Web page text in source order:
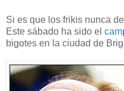
Si es que los frikis nunca
Este sábado ha sido el
bigotes en la ciudad de